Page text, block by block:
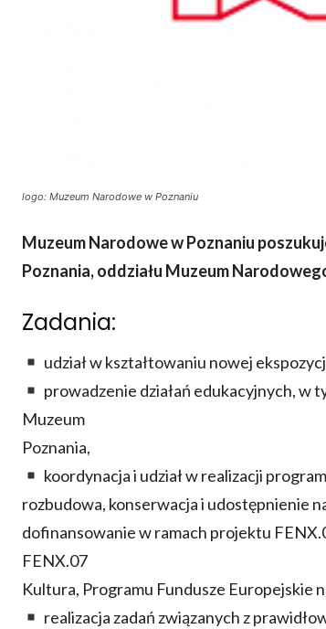
logo: Muzeum Narodowe w Poznaniu
Muzeum Narodowe w Poznaniu
Poznania, oddziału Muzeum
Zadania:
udział w kształtowaniu nowej
prowadzenie działań edukacyjnych, w
Muzeum
Poznania,
koordynacja i udział w realizacji
rozbudowa, konserwacja i udostępnienie
dofinansowanie w ramach projektu
FENX.07
Kultura, Programu Fundusze Europejskie
realizacja zadań związanych z